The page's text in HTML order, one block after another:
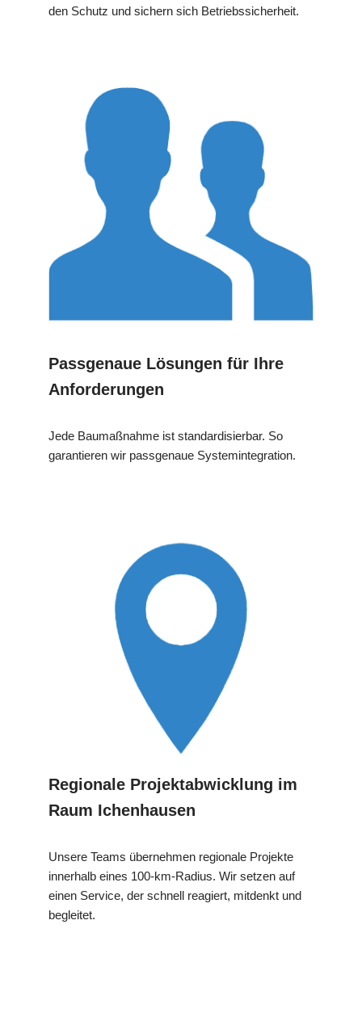
den Schutz und sichern sich Betriebssicherheit.
Passgenaue Lösungen für Ihre
Anforderungen
Jede Baumaßnahme ist standardisierbar. So
garantieren wir passgenaue Systemintegration.
Regionale Projektabwicklung im
Raum Ichenhausen
Unsere Teams übernehmen regionale Projekte
innerhalb eines 100-km-Radius. Wir setzen auf
einen Service, der schnell reagiert, mitdenkt und
begleitet.